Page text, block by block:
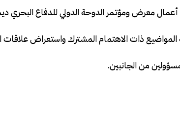
ومؤتمر الدوحة الدولي للدفاع البحري ديمدكس 2024 في نسخته
ذات الاهتمام المشترك واستعراض علاقات
من الجانبين.